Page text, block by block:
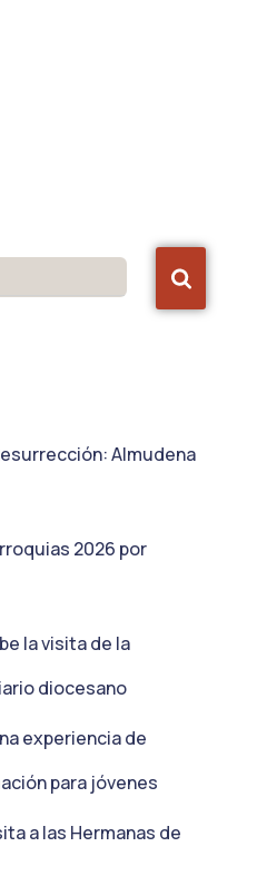
Almudena
2026 por
la visita de la
diocesano
experiencia de
para jóvenes
a las Hermanas de